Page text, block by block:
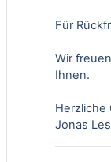
Für
Wir
Ihnen.
Herzliche
Jonas